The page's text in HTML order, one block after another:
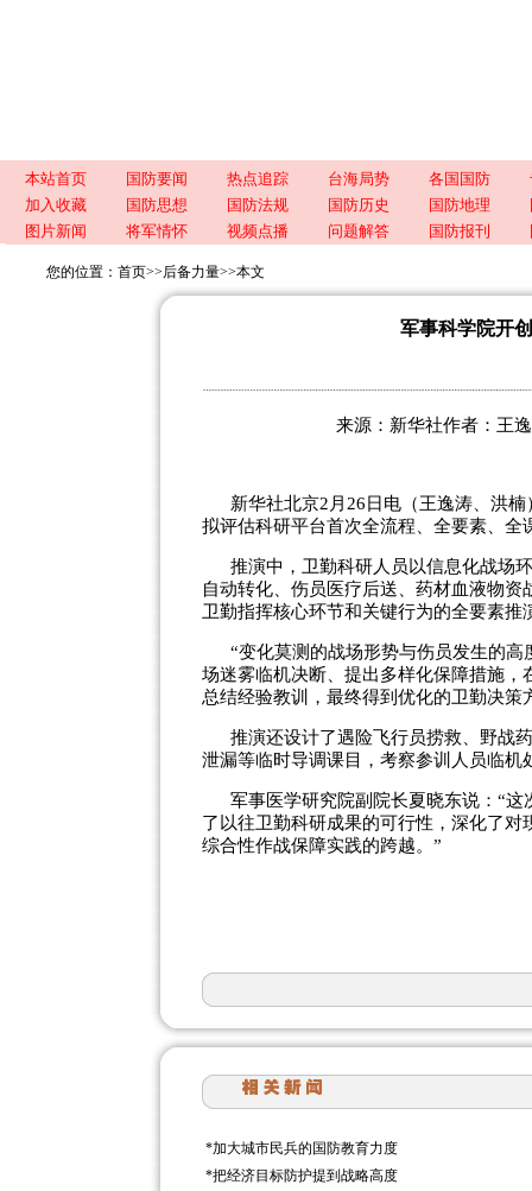
本站首页 国防要闻 热点追踪 台海局势 各国国防
加入收藏
国防思想 国防法规 国防历史 国防地理
图片新闻
将军情怀 视频点播 问题解答 国防报刊
您的位置： 首页>>后备力量>>本文
军事科学院开
来源：新华社作者：王
新华社北京2月26日电（王逸涛、洪
拟评估科研平台首次全流程、全要素、
推演中，卫勤科研人员以信息化战场
自动转化、伤员医疗后送、药材血液物
卫勤指挥核心环节和关键行为的全要素推
“变化莫测的战场形势与伤员发生的
场迷雾临机决断、提出多样化保障措施
总结经验教训，最终得到优化的卫勤决
推演还设计了遇险飞行员捞救、野战
泄漏等临时导调课目，考察参训人员临机
军事医学研究院副院长夏晓东说：“
了以往卫勤科研成果的可行性，深化了
综合性作战保障实践的跨越。”
*加大城市民兵的国防教育力度
*把经济目标防护提到战略高度